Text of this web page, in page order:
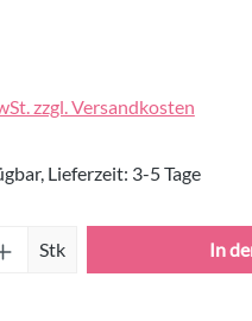
zzgl. Versandkosten
Lieferzeit: 3-5 Tage
Gib den
Stk In